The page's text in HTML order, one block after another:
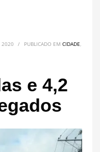
2020 / PUBLICADO EM CIDADE,
e 4,2